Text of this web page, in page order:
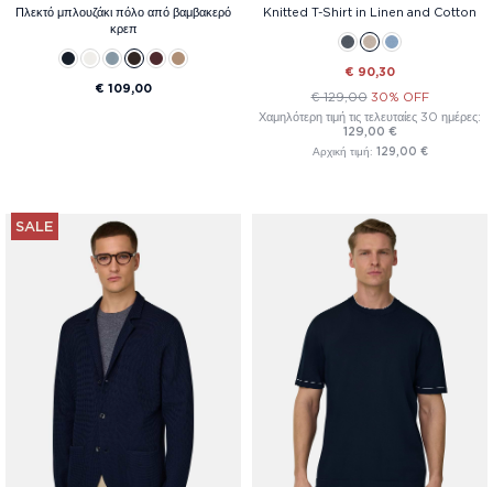
Πλεκτό μπλουζάκι πόλο από βαμβακερό
κρεπ
€ 109,00
Knitted T-Shirt in Linen and Cotton
€ 90,30
€ 129,00 30% OFF
Χαμηλότερη τιμή τις τελευταίες 30 ημέρες:
129,00 €
Αρχική τιμή: 129,00 €
SALE